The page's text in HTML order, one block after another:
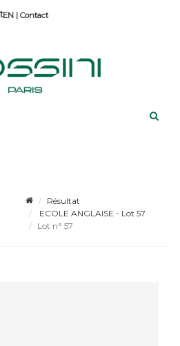
Contact
Résultat
ECOLE ANGLAISE - Lot 57
Lot n° 57